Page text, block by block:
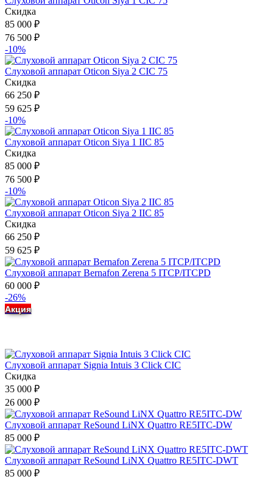
Скидка
85 000 ₽
76 500 ₽
-10%
Слуховой аппарат Oticon Siya 2 CIC 75
Скидка
66 250 ₽
59 625 ₽
-10%
Слуховой аппарат Oticon Siya 1 IIC 85
Скидка
85 000 ₽
76 500 ₽
-10%
Слуховой аппарат Oticon Siya 2 IIC 85
Скидка
66 250 ₽
59 625 ₽
Слуховой аппарат Bernafon Zerena 5 ITCP/ITCPD
60 000 ₽
-26%
Акция
Слуховой аппарат Signia Intuis 3 Click CIC
Скидка
35 000 ₽
26 000 ₽
Слуховой аппарат ReSound LiNX Quattro RE5ITC-DW
85 000 ₽
Слуховой аппарат ReSound LiNX Quattro RE5ITC-DWT
85 000 ₽